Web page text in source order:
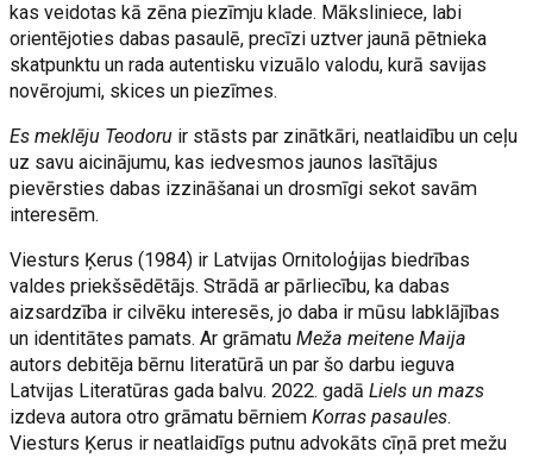
kas veidotas kā zēna piezīmju klade. Māksliniece, labi
orientējoties dabas pasaulē, precīzi uztver jaunā pētnieka
skatpunktu un rada autentisku vizuālo valodu, kurā savijas
novērojumi, skices un piezīmes.
Es meklēju Teodoru ir stāsts par zinātkāri, neatlaidību un ceļu
uz savu aicinājumu, kas iedvesmos jaunos lasītājus
pievērsties dabas izzināšanai un drosmīgi sekot savām
interesēm.
Viesturs Ķerus (1984) ir Latvijas Ornitoloģijas biedrības
valdes priekšsēdētājs. Strādā ar pārliecību, ka dabas
aizsardzība ir cilvēku interesēs, jo daba ir mūsu labklājības
un identitātes pamats. Ar grāmatuMeža meitene Maija
autors debitēja bērnu literatūrā un par šo darbu ieguva
Latvijas Literatūras gada balvu. 2022. gadāLiels un mazs
izdeva autora otro grāmatu bērniemKorras pasaules.
Viesturs Ķerus ir neatlaidīgs putnu advokāts cīņā pret mežu